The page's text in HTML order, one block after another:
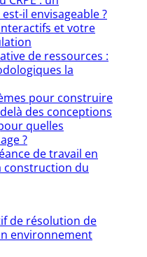
il envisageable ?
et votre
de ressources :
la
pour construire
des conceptions
quelles
?
de travail en
construction du
de résolution de
environnement